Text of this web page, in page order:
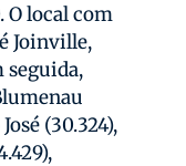
O local com
Joinville,
seguida,
(30.324),